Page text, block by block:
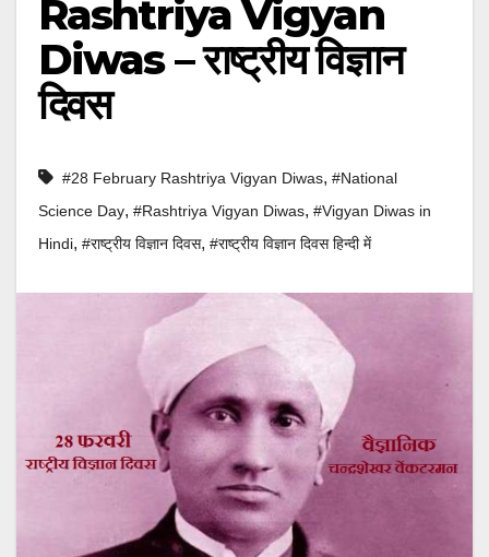
Rashtriya Vigyan
Diwas – राष्ट्रीय विज्ञान
दिवस
#28 February Rashtriya Vigyan Diwas, #National
Science Day, #Rashtriya Vigyan Diwas, #Vigyan Diwas in
Hindi, #राष्ट्रीय विज्ञान दिवस, #राष्ट्रीय विज्ञान दिवस हिन्दी में